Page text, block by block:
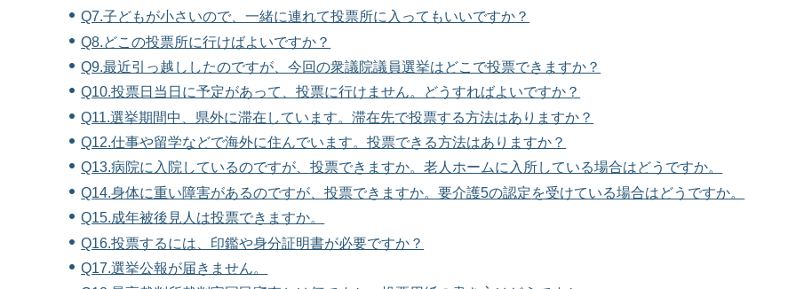
Q7.子どもが小さいので、一緒に連れて投票所に入ってもいいですか？
Q8.どこの投票所に行けばよいですか？
Q9.最近引っ越ししたのですが、今回の衆議院議員選挙はどこで投票できますか？
Q10.投票日当日に予定があって、投票に行けません。どうすればよいですか？
Q11.選挙期間中、県外に滞在しています。滞在先で投票する方法はありますか？
Q12.仕事や留学などで海外に住んでいます。投票できる方法はありますか？
Q13.病院に入院しているのですが、投票できますか。老人ホームに入所している場合はどうですか。
Q14.身体に重い障害があるのですが、投票できますか。要介護5の認定を受けている場合はどうですか。
Q15.成年被後見人は投票できますか。
Q16.投票するには、印鑑や身分証明書が必要ですか？
Q17.選挙公報が届きません。